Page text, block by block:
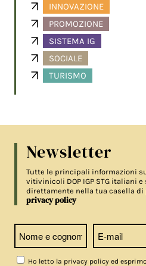
INNOVAZIONE
PROMOZIONE
SISTEMA IG
SOCIALE
TURISMO
Newsletter
Tutte le principali informazioni
vitivinicoli DOP IGP STG italiani
direttamente nella tua casella
privacy policy
Ho letto la privacy policy ed